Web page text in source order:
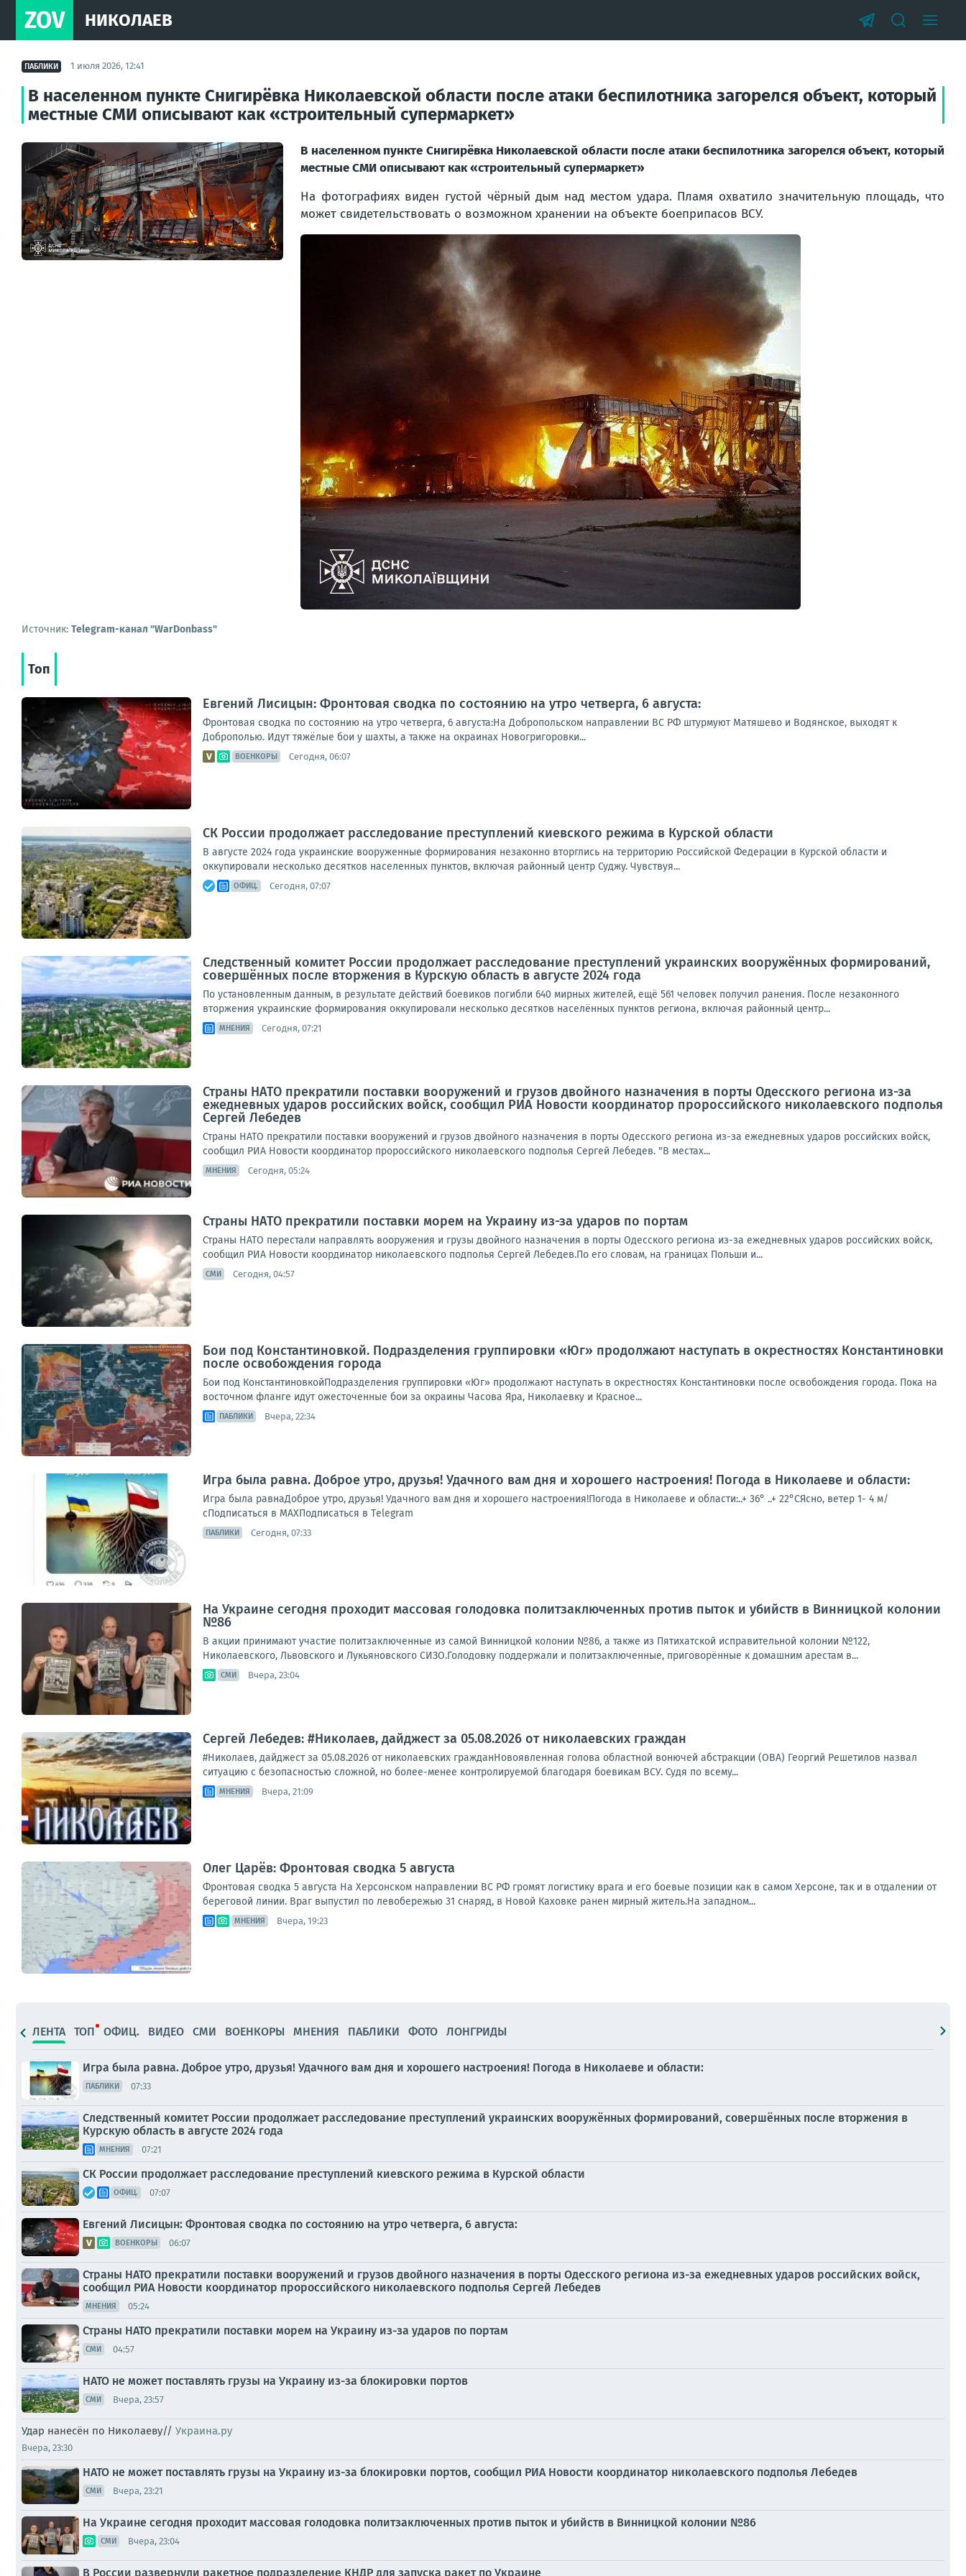
ZOV НИКОЛАЕВ
ПАБЛИКИ 1 июля 2026, 12:41
В населенном пункте Снигирёвка Николаевской области после атаки беспилотника загорелся объект, который
местные СМИ описывают как «строительный супермаркет»
В населенном пункте Снигирёвка Николаевской области после атаки беспилотника загорелся объект, который
местные СМИ описывают как «строительный супермаркет»
На фотографиях виден густой чёрный дым над местом удара. Пламя охватило значительную площадь, что
может свидетельствовать о возможном хранении на объекте боеприпасов ВСУ.
Источник: Telegram-канал "WarDonbass"
Топ
Евгений Лисицын: Фронтовая сводка по состоянию на утро четверга, 6 августа:
Фронтовая сводка по состоянию на утро четверга, 6 августа:На Добропольском направлении ВС РФ штурмуют Матяшево и Водянское, выходят к
Доброполью. Идут тяжёлые бои у шахты, а также на окраинах Новогригоровки...
ВОЕНКОРЫ Сегодня, 06:07
СК России продолжает расследование преступлений киевского режима в Курской области
В августе 2024 года украинские вооруженные формирования незаконно вторглись на территорию Российской Федерации в Курской области и
оккупировали несколько десятков населенных пунктов, включая районный центр Суджу. Чувствуя...
ОФИЦ. Сегодня, 07:07
Следственный комитет России продолжает расследование преступлений украинских вооружённых формирований,
совершённых после вторжения в Курскую область в августе 2024 года
По установленным данным, в результате действий боевиков погибли 640 мирных жителей, ещё 561 человек получил ранения. После незаконного
вторжения украинские формирования оккупировали несколько десятков населённых пунктов региона, включая районный центр...
МНЕНИЯ Сегодня, 07:21
Страны НАТО прекратили поставки вооружений и грузов двойного назначения в порты Одесского региона из-за
ежедневных ударов российских войск, сообщил РИА Новости координатор пророссийского николаевского подполья
Сергей Лебедев
Страны НАТО прекратили поставки вооружений и грузов двойного назначения в порты Одесского региона из-за ежедневных ударов российских войск,
сообщил РИА Новости координатор пророссийского николаевского подполья Сергей Лебедев. "В местах...
МНЕНИЯ Сегодня, 05:24
Страны НАТО прекратили поставки морем на Украину из-за ударов по портам
Страны НАТО перестали направлять вооружения и грузы двойного назначения в порты Одесского региона из-за ежедневных ударов российских войск,
сообщил РИА Новости координатор николаевского подполья Сергей Лебедев.По его словам, на границах Польши и...
СМИ Сегодня, 04:57
Бои под Константиновкой. Подразделения группировки «Юг» продолжают наступать в окрестностях Константиновки
после освобождения города
Бои под КонстантиновкойПодразделения группировки «Юг» продолжают наступать в окрестностях Константиновки после освобождения города. Пока на
восточном фланге идут ожесточенные бои за окраины Часова Яра, Николаевку и Красное...
ПАБЛИКИ Вчера, 22:34
Игра была равна. Доброе утро, друзья! Удачного вам дня и хорошего настроения! Погода в Николаеве и области:
Игра была равнаДоброе утро, друзья! Удачного вам дня и хорошего настроения!Погода в Николаеве и области:..+ 36° ..+ 22°СЯсно, ветер 1- 4 м/
сПодписаться в МАХПодписаться в Тelegram
ПАБЛИКИ Сегодня, 07:33
На Украине сегодня проходит массовая голодовка политзаключенных против пыток и убийств в Винницкой колонии
№86
В акции принимают участие политзаключенные из самой Винницкой колонии №86, а также из Пятихатской исправительной колонии №122,
Николаевского, Львовского и Лукьяновского СИЗО.Голодовку поддержали и политзаключенные, приговорённые к домашним арестам в...
СМИ Вчера, 23:04
Сергей Лебедев: #Николаев, дайджест за 05.08.2026 от николаевских граждан
#Николаев, дайджест за 05.08.2026 от николаевских гражданНовоявленная голова областной вонючей абстракции (ОВА) Георгий Решетилов назвал
ситуацию с безопасностью сложной, но более-менее контролируемой благодаря боевикам ВСУ. Судя по всему...
МНЕНИЯ Вчера, 21:09
Олег Царёв: Фронтовая сводка 5 августа
Фронтовая сводка 5 августа На Херсонском направлении ВС РФ громят логистику врага и его боевые позиции как в самом Херсоне, так и в отдалении от
береговой линии. Враг выпустил по левобережью 31 снаряд, в Новой Каховке ранен мирный житель.На западном...
МНЕНИЯ Вчера, 19:23
ЛЕНТА ТОП ОФИЦ. ВИДЕО СМИ ВОЕНКОРЫ МНЕНИЯ ПАБЛИКИ ФОТО ЛОНГРИДЫ
Игра была равна. Доброе утро, друзья! Удачного вам дня и хорошего настроения! Погода в Николаеве и области:
ПАБЛИКИ 07:33
Следственный комитет России продолжает расследование преступлений украинских вооружённых формирований, совершённых после вторжения в
Курскую область в августе 2024 года
МНЕНИЯ 07:21
СК России продолжает расследование преступлений киевского режима в Курской области
ОФИЦ. 07:07
Евгений Лисицын: Фронтовая сводка по состоянию на утро четверга, 6 августа:
ВОЕНКОРЫ 06:07
Страны НАТО прекратили поставки вооружений и грузов двойного назначения в порты Одесского региона из-за ежедневных ударов российских войск,
сообщил РИА Новости координатор пророссийского николаевского подполья Сергей Лебедев
МНЕНИЯ 05:24
Страны НАТО прекратили поставки морем на Украину из-за ударов по портам
СМИ 04:57
НАТО не может поставлять грузы на Украину из-за блокировки портов
СМИ Вчера, 23:57
Удар нанесён по Николаеву// Украина.ру
Вчера, 23:30
НАТО не может поставлять грузы на Украину из-за блокировки портов, сообщил РИА Новости координатор николаевского подполья Лебедев
СМИ Вчера, 23:21
На Украине сегодня проходит массовая голодовка политзаключенных против пыток и убийств в Винницкой колонии №86
СМИ Вчера, 23:04
В России развернули ракетное подразделение КНДР для запуска ракет по Украине